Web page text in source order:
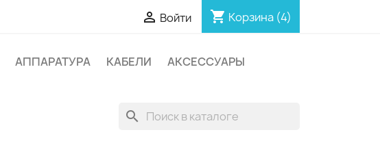
 Войти shopping_cart Корзина (4)
АППАРАТУРА КАБЕЛИ
АКСЕССУАРЫ
search